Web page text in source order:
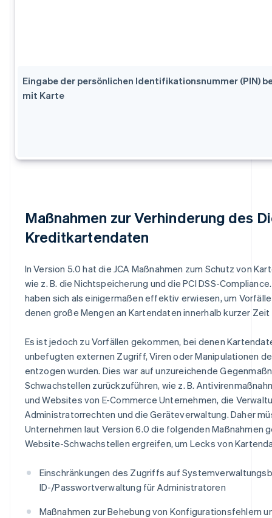
Eingabe der persönlichen Identifikationsnummer (PIN)
mit Karte
Maßnahmen zur Verhinderung des
Kreditkartendaten
In Version 5.0 hat die JCA Maßnahmen zum Schutz von
wie z. B. die Nichtspeicherung und die PCI DSS-
haben sich als einigermaßen effektiv erwiesen, um
denen große Mengen an Kartendaten innerhalb kurzer
Es ist jedoch zu Vorfällen gekommen, bei denen
unbefugten externen Zugriff, Viren oder Manipulationen
entzogen wurden. Dies war auf unzureichende
Schwachstellen zurückzuführen, wie z. B.
und Websites von E-Commerce Unternehmen, die
Administratorrechten und die Geräteverwaltung. Daher
Unternehmen laut Version 6.0 die folgenden Maßnahmen
Website-Schwachstellen ergreifen, um Lecks von
Einschränkungen des Zugriffs auf
ID-/Passwortverwaltung für Administratoren
Maßnahmen zur Behebung von Konfigurationsfehlern